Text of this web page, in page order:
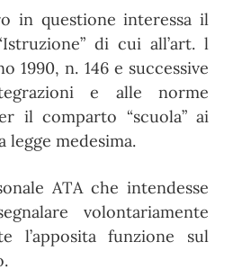
in questione interessa il
di cui all’art. l
1990, n. 146 e successive
e alle norme
il comparto “scuola” ai
legge medesima.
ATA che intendesse
volontariamente
l’apposita funzione sul